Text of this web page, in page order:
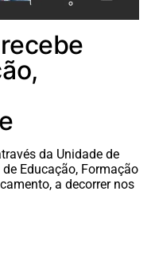
da Unidade de
Educação, Formação
a decorrer nos